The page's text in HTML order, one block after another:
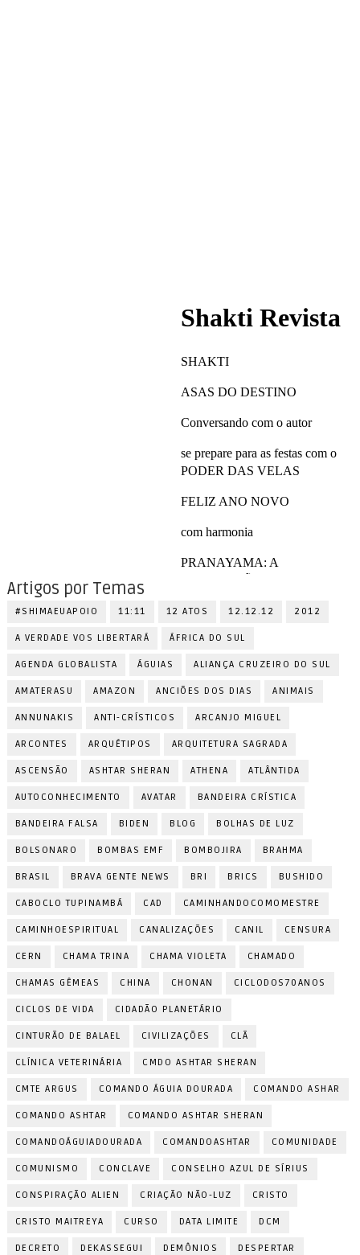
Artigos por Temas
#SHIMAEUAPOIO 11:11 12 ATOS 12.12.12 2012
A VERDADE VOS LIBERTARÁ ÁFRICA DO SUL
AGENDA GLOBALISTA ÁGUIAS ALIANÇA CRUZEIRO DO SUL
AMATERASU AMAZON ANCIÕES DOS DIAS ANIMAIS
ANNUNAKIS ANTI-CRÍSTICOS ARCANJO MIGUEL
ARCONTES ARQUÉTIPOS ARQUITETURA SAGRADA
ASCENSÃO ASHTAR SHERAN ATHENA ATLÂNTIDA
AUTOCONHECIMENTO AVATAR BANDEIRA CRÍSTICA
BANDEIRA FALSA BIDEN BLOG BOLHAS DE LUZ
BOLSONARO BOMBAS EMF BOMBOJIRA BRAHMA
BRASIL BRAVA GENTE NEWS BRI BRICS BUSHIDO
CABOCLO TUPINAMBÁ CAD CAMINHANDOCOMOMESTRE
CAMINHOESPIRITUAL CANALIZAÇÕES CANIL CENSURA
CERN CHAMA TRINA CHAMA VIOLETA CHAMADO
CHAMAS GÊMEAS CHINA CHONAN CICLODOS70ANOS
CICLOS DE VIDA CIDADÃO PLANETÁRIO
CINTURÃO DE BALAEL CIVILIZAÇÕES CLÃ
CLÍNICA VETERINÁRIA CMDO ASHTAR SHERAN
CMTE ARGUS COMANDO ÁGUIA DOURADA COMANDO ASHAR
COMANDO ASHTAR COMANDO ASHTAR SHERAN
COMANDOÁGUIADOURADA COMANDOASHTAR COMUNIDADE
COMUNISMO CONCLAVE CONSELHO AZUL DE SÍRIUS
CONSPIRAÇÃO ALIEN CRIAÇÃO NÃO-LUZ CRISTO
CRISTO MAITREYA CURSO DATA LIMITE DCM
DECRETO DEKASSEGUI DEMÔNIOS DESPERTAR